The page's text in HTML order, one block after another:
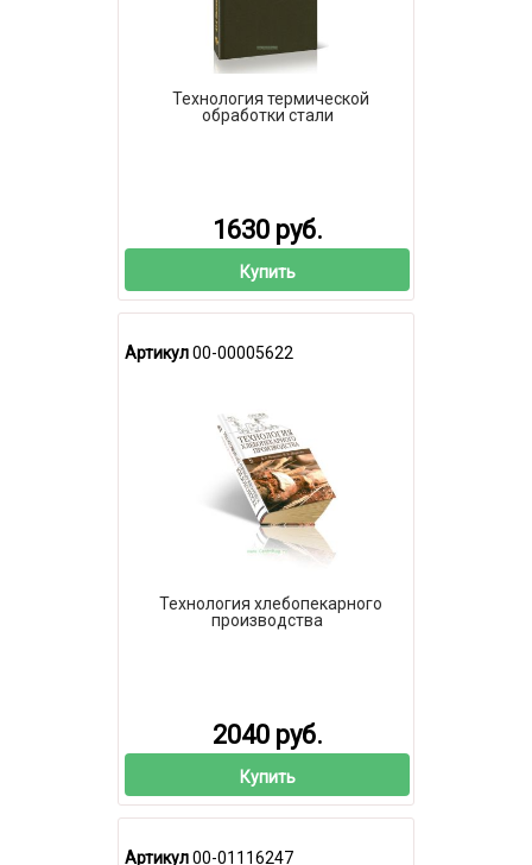
Технология термической
обработки стали
1630 руб.
Купить
Артикул00-00005622
Технология хлебопекарного
производства
2040 руб.
Купить
Артикул00-01116247